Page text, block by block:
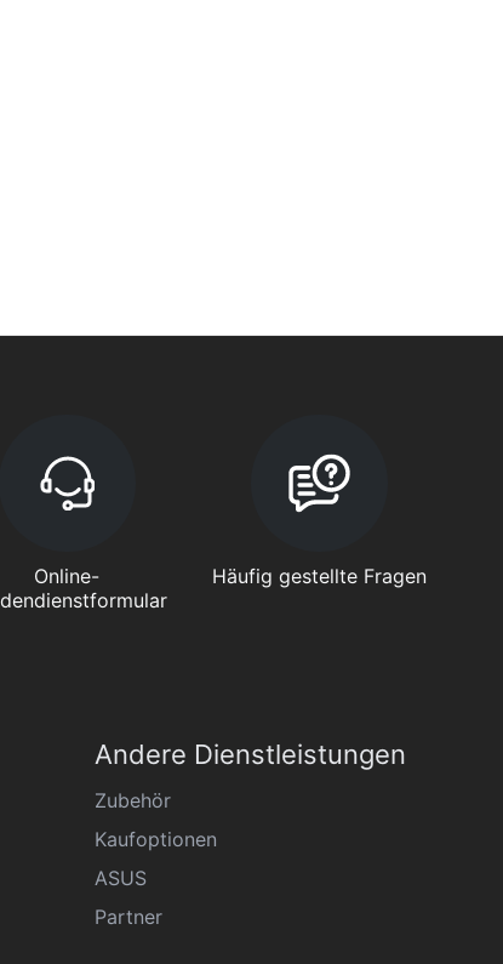
Online-
Häufig gestellte Fragen
Andere Dienstleistungen
Zubehör
Kaufoptionen
ASUS
Partner